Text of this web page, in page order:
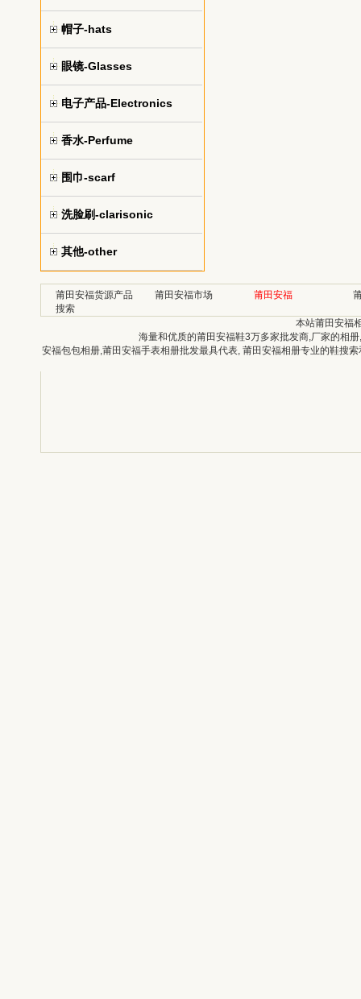
帽子-hats
眼镜-Glasses
电子产品-Electronics
香水-Perfume
围巾-scarf
洗脸刷-clarisonic
其他-other
莆田安福货源产品
搜索
莆田安福市场 莆田安福
本站莆田安福
海量和优质的莆田安福鞋3万多家批发商,厂家的相
安福包包相册,莆田安福手表相册批发最具代表, 莆田安福相册专业的鞋搜